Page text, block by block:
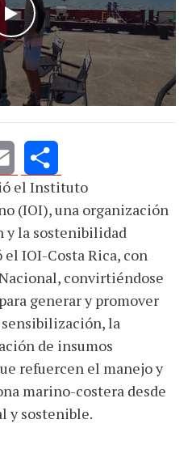
WATCH THE VIDEO
Share
el Instituto
(IOI), una organización
y la sostenibilidad
el IOI-Costa Rica, con
convirtiéndose
generar y promover
la
de insumos
refuercen el manejo y
marino-costera desde
y sostenible.